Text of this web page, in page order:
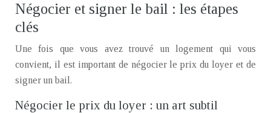
Négocier et signer le bail : les étapes
clés
Une fois que vous avez trouvé un logement qui vous
convient, il est important de négocier le prix du loyer et de
signer un bail.
Négocier le prix du loyer : un art subtil